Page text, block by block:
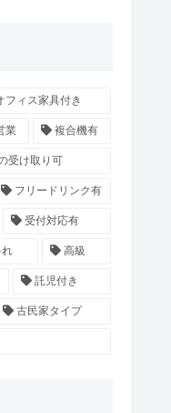
フィス家具付き
業 複合機有
受け取り可
フリードリンク有
受付対応有
れ 高級
託児付き
古民家タイプ